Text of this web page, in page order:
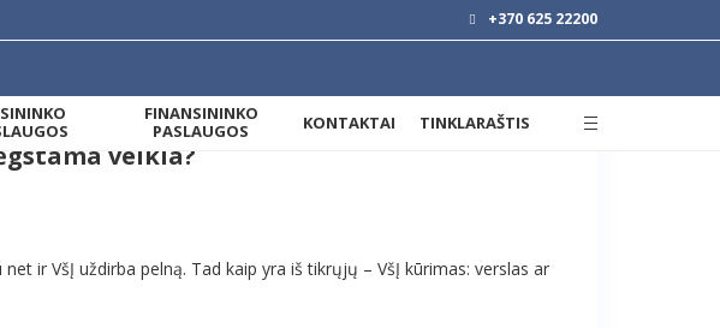
+370 625 22200
FINANSININKO
PASLAUGOS
KONTAKTAI TINKLARAŠTIS
veikla?
ir VšĮ uždirba pelną. Tad kaip yra iš tikrųjų – VšĮ kūrimas: verslas ar